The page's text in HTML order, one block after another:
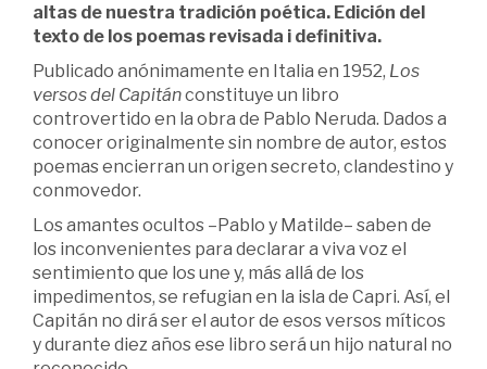
altas de nuestra tradición poética. Edición del
texto de los poemas revisada i definitiva.
Publicado anónimamente en Italia en 1952, Los
versos del Capitánconstituye un libro
controvertido en la obra de Pablo Neruda. Dados a
conocer originalmente sin nombre de autor, estos
poemas encierran un origen secreto, clandestino y
conmovedor.
Los amantes ocultos –Pablo y Matilde– saben de
los inconvenientes para declarar a viva voz el
sentimiento que los une y, más allá de los
impedimentos, se refugian en la isla de Capri. Así, el
Capitán no dirá ser el autor de esos versos míticos
y durante diez años ese libro será un hijo natural no